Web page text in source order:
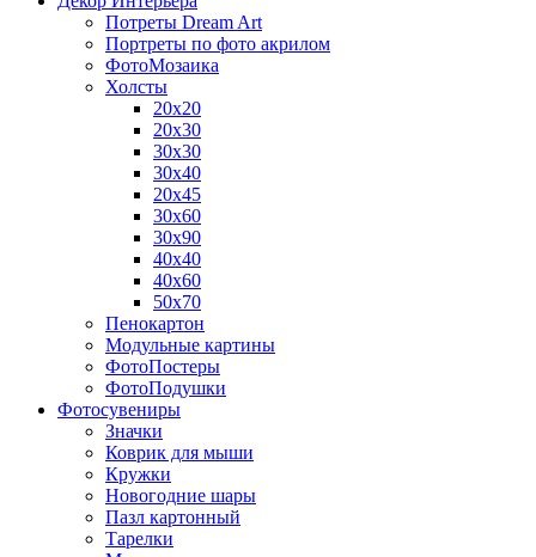
Потреты Dream Art
Портреты по фото акрилом
ФотоМозаика
Холсты
20х20
20х30
30х30
30х40
20х45
30х60
30х90
40х40
40х60
50х70
Пенокартон
Модульные картины
ФотоПостеры
ФотоПодушки
Фотоcувениры
Значки
Коврик для мыши
Кружки
Новогодние шары
Пазл картонный
Тарелки